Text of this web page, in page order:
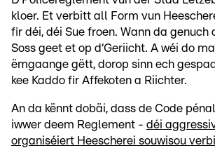
kloer. Et verbitt all Form vun
fir déi, déi Sue froen. Wann da genuch
Soss geet et op d‘Geriicht. A wéi do
ëmgaange gëtt, dorop sinn ech
kee Kaddo fir Affekoten a Riichter.
An da kënnt dobäi, dass de Code
iwwer deem Reglement - déi
organiséiert Heescherei souwisou